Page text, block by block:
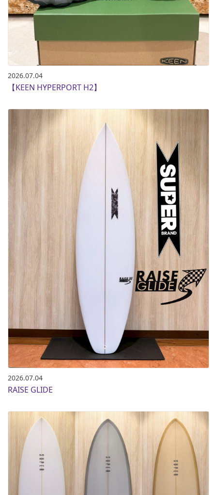
2026.07.04
【KEEN HYPERPORT H2】
2026.07.04
RAISE GLIDE